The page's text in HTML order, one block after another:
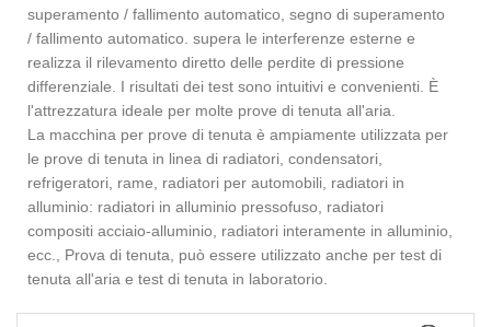
superamento / fallimento automatico, segno di superamento
/ fallimento automatico. supera le interferenze esterne e
realizza il rilevamento diretto delle perdite di pressione
differenziale. I risultati dei test sono intuitivi e convenienti. È
l'attrezzatura ideale per molte prove di tenuta all'aria.
La macchina per prove di tenuta è ampiamente utilizzata per
le prove di tenuta in linea di radiatori, condensatori,
refrigeratori, rame, radiatori per automobili, radiatori in
alluminio: radiatori in alluminio pressofuso, radiatori
compositi acciaio-alluminio, radiatori interamente in alluminio,
ecc., Prova di tenuta, può essere utilizzato anche per test di
tenuta all'aria e test di tenuta in laboratorio.